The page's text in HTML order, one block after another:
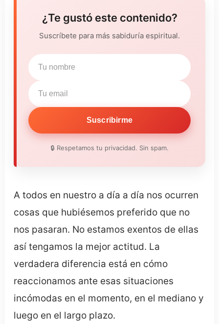
¿Te gustó este contenido?
Suscríbete para más sabiduría espiritual.
Suscribirme
🔒 Respetamos tu privacidad. Sin spam.
A todos en nuestro a día a día nos ocurren
cosas que hubiésemos preferido que no
nos pasaran. No estamos exentos de ellas
así tengamos la mejor actitud. La
verdadera diferencia está en cómo
reaccionamos ante esas situaciones
incómodas en el momento, en el mediano y
luego en el largo plazo.